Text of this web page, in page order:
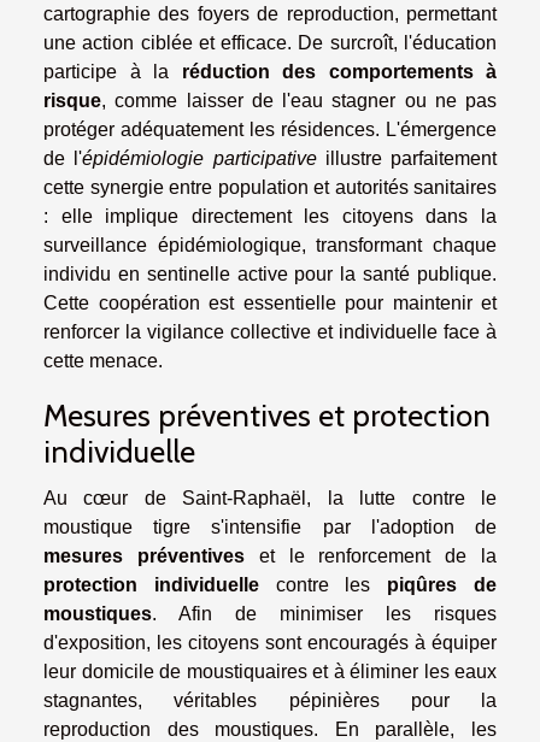
cartographie des foyers de reproduction, permettant
une action ciblée et efficace. De surcroît, l'éducation
participe à la réduction des comportements à
risque, comme laisser de l'eau stagner ou ne pas
protéger adéquatement les résidences. L'émergence
de l'épidémiologie participativeillustre parfaitement
cette synergie entre population et autorités sanitaires
: elle implique directement les citoyens dans la
surveillance épidémiologique, transformant chaque
individu en sentinelle active pour la santé publique.
Cette coopération est essentielle pour maintenir et
renforcer la vigilance collective et individuelle face à
cette menace.
Mesures préventives et protection
individuelle
Au cœur de Saint-Raphaël, la lutte contre le
moustique tigre s'intensifie par l'adoption de
mesures préventiveset le renforcement de la
protection individuellecontre les piqûres de
moustiques. Afin de minimiser les risques
d'exposition, les citoyens sont encouragés à équiper
leur domicile de moustiquaires et à éliminer les eaux
stagnantes, véritables pépinières pour la
reproduction des moustiques. En parallèle, les